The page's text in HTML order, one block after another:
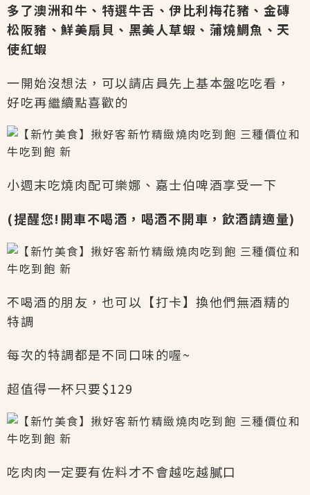
多了澳洲和牛、特選牛舌、伊比利梅花豬、金磚
松阪豬、鮮美扇貝、黑美人草蝦、蒲燒鯛魚、天
使紅蝦
一開始沒想法，可以請店員先上基本盤吃吃看，
好吃再繼續點喜歡的
小週末吃燒肉配可樂娜、嘉士伯啤酒享受一下
(提醒您!開車不喝酒，喝酒不開車，飲酒請適量)
不喝酒的朋友，也可以【打卡】換他們無酒精的
特調
每次的特調都是不同口味的喔~
超值得一杯只要$129
吃肉肉一定要有佐料才不會越吃越膩口